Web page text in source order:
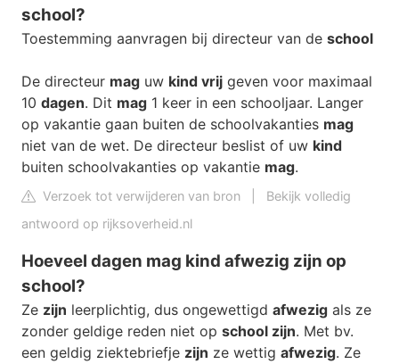
school?
Toestemming aanvragen bij directeur van de school
De directeur mag uw kind vrij geven voor maximaal
10 dagen. Dit mag 1 keer in een schooljaar. Langer
op vakantie gaan buiten de schoolvakanties mag
niet van de wet. De directeur beslist of uw kind
buiten schoolvakanties op vakantie mag.
Verzoek tot verwijderen van bron
Bekijk volledig
antwoord op rijksoverheid.nl
Hoeveel dagen mag kind afwezig zijn op
school?
Ze zijn leerplichtig, dus ongewettigd afwezig als ze
zonder geldige reden niet op school zijn. Met bv.
een geldig ziektebriefje zijn ze wettig afwezig. Ze